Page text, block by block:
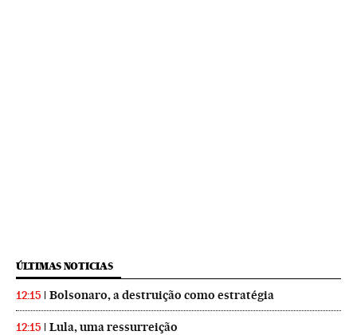
ÚLTIMAS NOTICIAS
12:15 Bolsonaro, a destruição como estratégia
12:15 Lula, uma ressurreição